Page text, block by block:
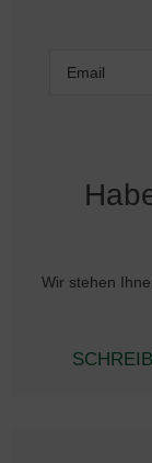
Wir stehen